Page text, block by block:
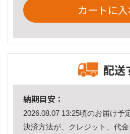
カートに
配送
納期目安：
2026.08.07 13:25頃のお届け予
決済方法が、クレジット、代